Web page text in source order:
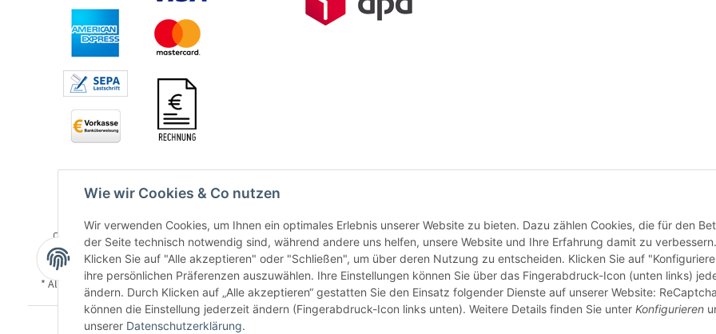
* Alle Preise inkl. gesetzlicher USt., zzgl.Versand
Wie wir Cookies & Co nutzen
Wir verwenden Cookies, um Ihnen ein optimales Erlebnis unserer Website zu bieten. Dazu zählen Cookies, die für den
der Seite technisch notwendig sind, während andere uns helfen, unsere Website und Ihre Erfahrung damit zu verbessern.
Klicken Sie auf "Alle akzeptieren" oder "Schließen", um über deren Nutzung zu entscheiden. Klicken Sie auf
ihre persönlichen Präferenzen auszuwählen. Ihre Einstellungen können Sie über das Fingerabdruck-Icon (unten links)
ändern. Durch Klicken auf „Alle akzeptieren“ gestatten Sie den Einsatz folgender Dienste auf unserer Website:
können die Einstellung jederzeit ändern (Fingerabdruck-Icon links unten). Weitere Details finden Sie unter Konfigurieren
unserer Datenschutzerklärung.